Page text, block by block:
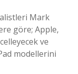
Mark
göre; Apple,
ve
modellerini